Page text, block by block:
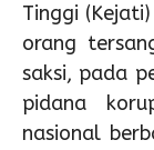
Tinggi
orang
saksi, pada
pidana
nasional